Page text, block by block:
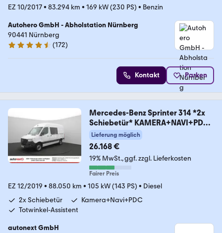
EZ 10/2017• 83.294 km • 169 kW (230 PS) • Benzin
Autohero GmbH - Abholstation Nürnberg
90441 Nürnberg
4.5 Sterne
(172)
Kontakt Parken
Mercedes-Benz Sprinter 314 *2x
Schiebetür* KAMERA+NAVI+PDC
(37
Lieferung möglich
26.168 €
19% MwSt. ggf. zzgl. Lieferkosten
Fairer Preis
EZ 12/2019 • 88.050 km • 105 kW (143 PS) • Diesel
2x Schiebetür
Kamera+Navi+PDC
Totwinkel-Assistent
autonext GmbH